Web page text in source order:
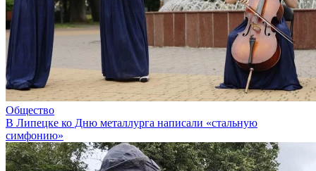
Общество
В Липецке ко Дню металлурга написали «стальную
симфонию»